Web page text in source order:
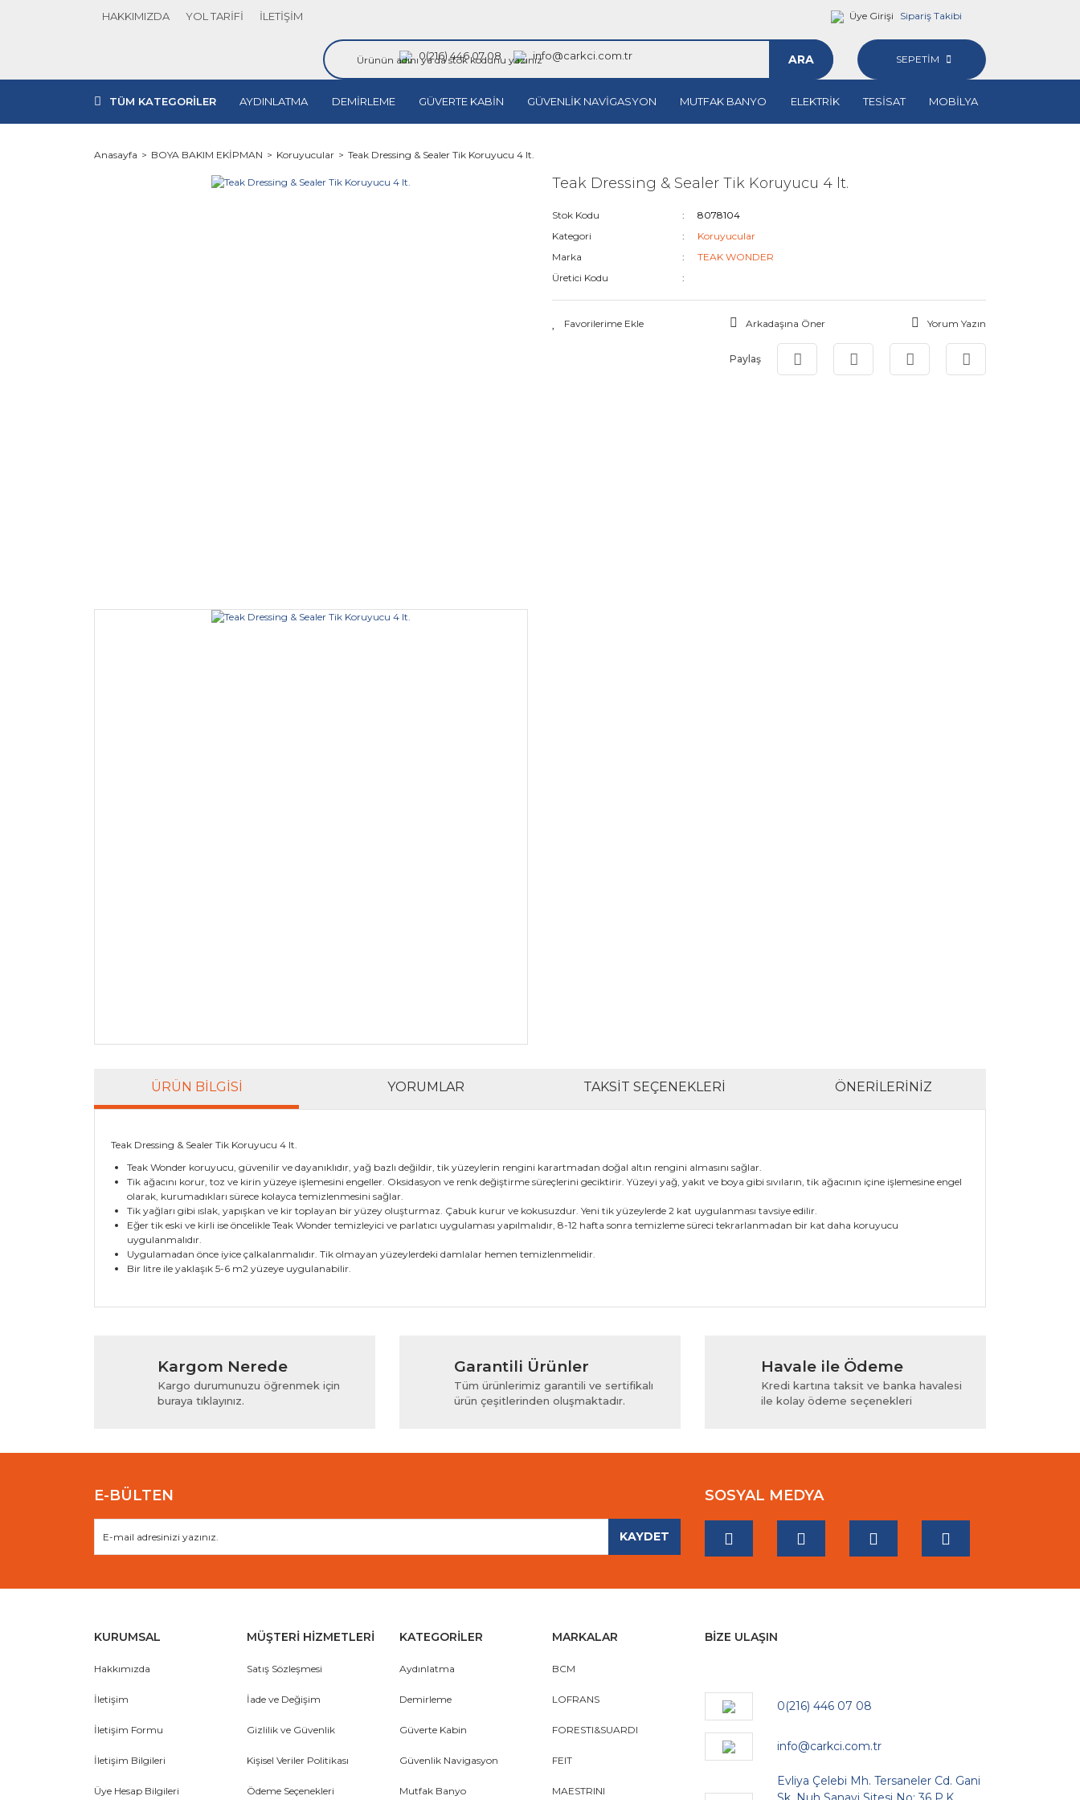
HAKKIMIZDA YOL TARİFİ İLETİŞİM Üye Girişi Sipariş Takibi
0(216) 446 07 08 info@carkci.com.tr ARA SEPETİM
TÜM KATEGORİLER AYDINLATMA DEMİRLEME GÜVERTE KABİN GÜVENLİK NAVİGASYON MUTFAK BANYO ELEKTRİK TESİSAT MOBİLYA
Anasayfa BOYA BAKIM EKİPMAN Koruyucular Teak Dressing & Sealer Tik Koruyucu 4 lt.
Teak Dressing & Sealer Tik Koruyucu 4 lt.
Stok Kodu
8078104
Kategori
Koruyucular
Marka
TEAK WONDER
Üretici Kodu
Arkadaşına Öner Yorum Yazın
Paylaş
ÜRÜN BILGISI YORUMLAR TAKSIT SEÇENEKLERI ÖNERILERINIZ
Teak Dressing & Sealer Tik Koruyucu 4 lt.
Teak Wonder koruyucu, güvenilir ve dayanıklıdır, yağ bazlı değildir, tik yüzeylerin rengini karartmadan doğal altın rengini almasını sağlar.
Tik ağacını korur, toz ve kirin yüzeye işlemesini engeller. Oksidasyon ve renk değiştirme süreçlerini geciktirir. Yüzeyi yağ, yakıt ve boya gibi sıvıların, tik ağacının içine işlemesine engel
olarak, kurumadıkları sürece kolayca temizlenmesini sağlar.
Tik yağları gibi ıslak, yapışkan ve kir toplayan bir yüzey oluşturmaz. Çabuk kurur ve kokusuzdur. Yeni tik yüzeylerde 2 kat uygulanması tavsiye edilir.
Eğer tik eski ve kirli ise öncelikle Teak Wonder temizleyici ve parlatıcı uygulaması yapılmalıdır, 8-12 hafta sonra temizleme süreci tekrarlanmadan bir kat daha koruyucu
uygulanmalıdır.
Uygulamadan önce iyice çalkalanmalıdır. Tik olmayan yüzeylerdeki damlalar hemen temizlenmelidir.
Bir litre ile yaklaşık 5-6 m2 yüzeye uygulanabilir.
Yorum Yaz
Bu ürünün fiyat bilgisi, resim, ürün açıklamalarında ve diğer konularda yetersiz gördüğünüz noktaları öneri formunu kullanarak tarafımıza iletebilirsiniz.
Ürün resmi kalitesiz, bozuk veya görüntülenemiyor.
Ürün açıklamasında eksik bilgiler bulunuyor.
Ürün bilgilerinde hatalar bulunuyor.
Bu ürüne benzer farklı alternatifler olmalı.
Kargom Nerede
Kargo durumunuzu öğrenmek için
buraya tıklayınız.
Garantili Ürünler
Tüm ürünlerimiz garantili ve sertifikalı
ürün çeşitlerinden oluşmaktadır.
Havale ile Ödeme
Kredi kartına taksit ve banka havalesi
ile kolay ödeme seçenekleri
E-BÜLTEN
KAYDET
SOSYAL MEDYA
KURUMSAL
Hakkımızda
İletişim
İletişim Formu
İletişim Bilgileri
Üye Hesap Bilgileri
MÜŞTERİ HİZMETLERİ
Satış Sözleşmesi
İade ve Değişim
Gizlilik ve Güvenlik
Kişisel Veriler Politikası
Ödeme Seçenekleri
KATEGORİLER
Aydınlatma
Demirleme
Güverte Kabin
Güvenlik Navigasyon
Mutfak Banyo
MARKALAR
BCM
LOFRANS
FORESTI&SUARDI
FEIT
MAESTRINI
BİZE ULAŞIN
0(216) 446 07 08
info@carkci.com.tr
Evliya Çelebi Mh. Tersaneler Cd. Gani